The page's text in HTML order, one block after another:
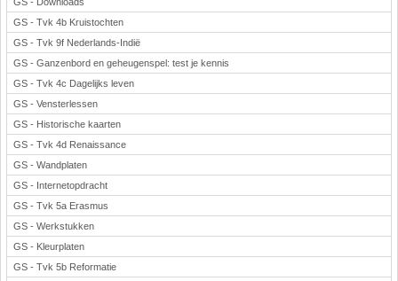
GS - Tvk 4b Kruistochten
GS - Tvk 9f Nederlands-Indië
GS - Ganzenbord en geheugenspel: test je kennis
GS - Tvk 4c Dagelijks leven
GS - Vensterlessen
GS - Historische kaarten
GS - Tvk 4d Renaissance
GS - Wandplaten
GS - Internetopdracht
GS - Tvk 5a Erasmus
GS - Werkstukken
GS - Kleurplaten
GS - Tvk 5b Reformatie